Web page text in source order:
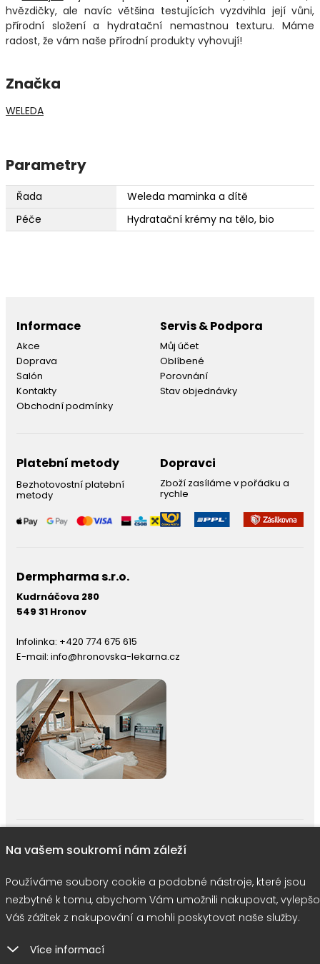
hvězdičky, ale navíc většina testujících vyzdvihla její vůni,
přírodní složení a hydratační nemastnou texturu. Máme
radost, že vám naše přírodní produkty vyhovují!
Značka
WELEDA
Parametry
Řada
Weleda maminka a dítě
Péče
Hydratační krémy na tělo, bio
Informace
Akce
Doprava
Salón
Kontakty
Obchodní podmínky
Servis & Podpora
Můj účet
Oblíbené
Porovnání
Stav objednávky
Platební metody
Bezhotovostní platební
metody
Dopravci
Zboží zasíláme v pořádku a
rychle
Dermpharma s.r.o.
Kudrnáčova 280
549 31 Hronov
Infolinka: +420 774 675 615
E-mail: info@hronovska-lekarna.cz
Používáme soubory cookie
Na vašem soukromí nám záleží
Používáme soubory cookie a podobné nástroje, které jsou
nezbytné k tomu, abychom Vám umožnili nakupovat,
Váš zážitek z nakupování a mohli poskytovat naše služby.
Více informací